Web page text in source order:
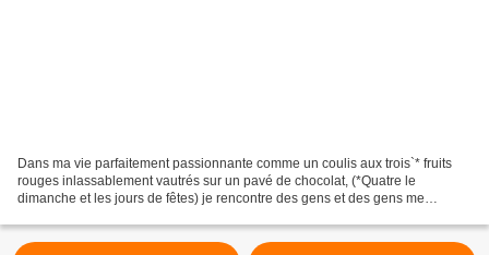
Dans ma vie parfaitement passionnante comme un coulis aux trois`* fruits
rouges inlassablement vautrés sur un pavé de chocolat, (*Quatre le
dimanche et les jours de fêtes) je rencontre des gens et des gens me